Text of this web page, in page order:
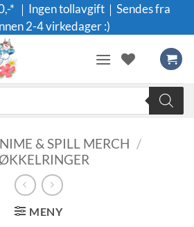
* ｜Ingen tollavgift｜Sendes fra
2-4 virkedager :)
& SPILL MERCH /
MENY